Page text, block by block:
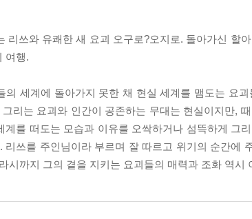
리쓰와 유쾌한 새 요괴 오구로?오지로. 돌아가신 할
여행.
의 세계에 돌아가지 못한 채 현실 세계를 맴도는 요
리는 요괴와 인간이 공존하는 무대는 현실이지만,
계를 떠도는 모습과 이유를 오싹하거나 섬뜩하게 그
리쓰를 주인님이라 부르며 잘 따르고 위기의 순간에
시까지 그의 곁을 지키는 요괴들의 매력과 조화 역시